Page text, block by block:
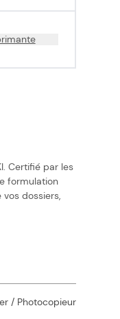
Certifié par les
formulation
dossiers,
/ Photocopieur